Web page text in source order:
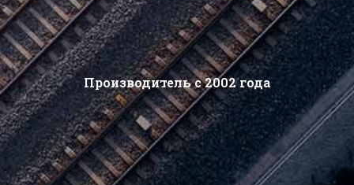
Производитель с 2002 года